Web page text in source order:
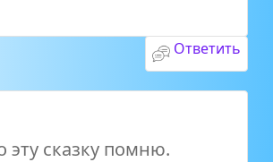
Ответить
эту сказку помню.